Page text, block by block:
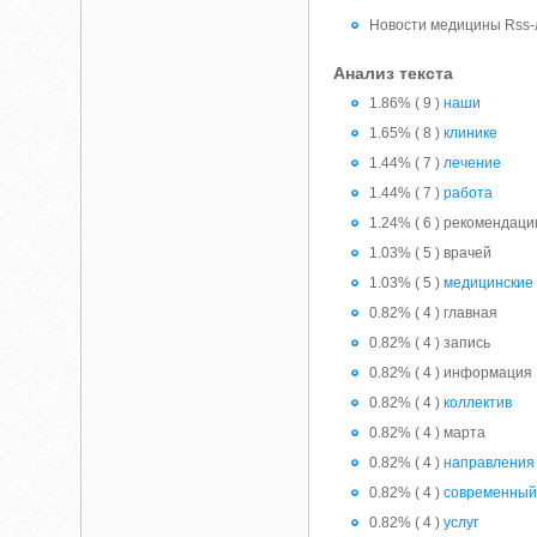
Новости медицины
Анализ текста
1.86% ( 9 )наши
1.65% ( 8 )клинике
1.44% ( 7 )лечение
1.44% ( 7 )работа
1.24% ( 6 )
1.03% ( 5 ) врачей
1.03% ( 5 )медицинские
0.82% ( 4 ) главная
0.82% ( 4 ) запись
0.82% ( 4 ) информация
0.82% ( 4 )коллектив
0.82% ( 4 ) марта
0.82% ( 4 )направления
0.82% ( 4 )современный
0.82% ( 4 )услуг